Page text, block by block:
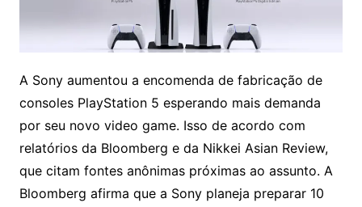
A Sony aumentou a encomenda de fabricação de
consoles PlayStation 5 esperando mais demanda
por seu novo video game. Isso de acordo com
relatórios da Bloomberg e da Nikkei Asian Review,
que citam fontes anônimas próximas ao assunto. A
Bloomberg afirma que a Sony planeja preparar 10